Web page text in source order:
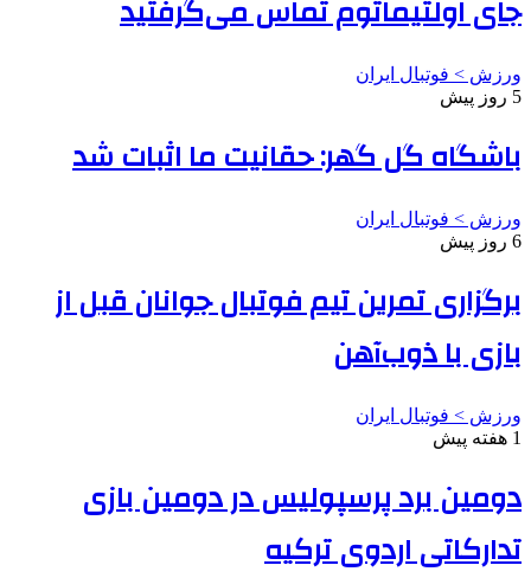
جای اولتیماتوم تماس می‌گرفتید
ورزش > فوتبال ایران
5 روز پیش
باشگاه گل گهر: حقانیت ما اثبات شد
ورزش > فوتبال ایران
6 روز پیش
برگزاری تمرین تیم فوتبال جوانان قبل از
بازی با ذوب‌آهن
ورزش > فوتبال ایران
1 هفته پیش
دومین برد پرسپولیس در دومین بازی
تدارکاتی اردوی ترکیه